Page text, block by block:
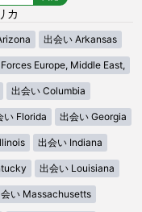
カ
出会い Arkansas
Europe, Middle East,
出会い Columbia
い Florida 出会い Georgia
出会い Indiana
出会い Louisiana
い Massachusetts